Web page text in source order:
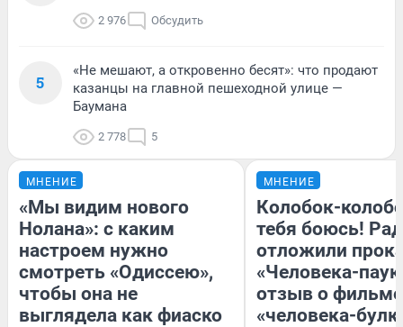
2 976 Обсудить
5
«Не мешают, а откровенно бесят»: что продают
казанцы на главной пешеходной улице —
Баумана
2 778 5
МНЕНИЕ
«Мы видим нового
Нолана»: с каким
настроем нужно
смотреть «Одиссею»,
чтобы она не
выглядела как фиаско
МНЕНИЕ
Колобок-
тебя боюсь!
отложили
«Человека-
отзыв о
«человека-